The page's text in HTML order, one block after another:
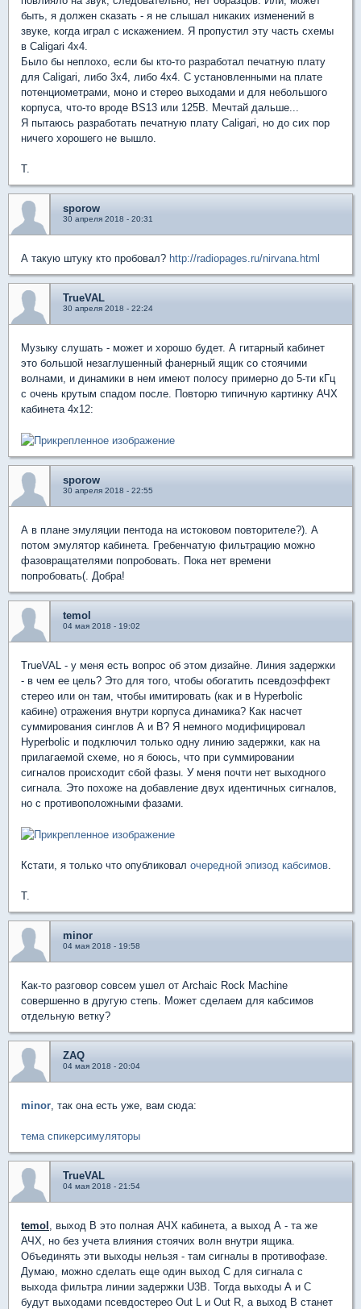
быть, я должен сказать - я не слышал никаких изменений в
звуке, когда играл с искажением. Я пропустил эту часть схемы
в Caligari 4x4.
Было бы неплохо, если бы кто-то разработал печатную плату
для Caligari, либо 3x4, либо 4x4. С установленными на плате
потенциометрами, моно и стерео выходами и для небольшого
корпуса, что-то вроде BS13 или 125B. Мечтай дальше...
Я пытаюсь разработать печатную плату Caligari, но до сих пор
ничего хорошего не вышло.
T.
sporow
30 апреля 2018 - 20:31
А такую штуку кто пробовал? http://radiopages.ru/nirvana.html
TrueVAL
30 апреля 2018 - 22:24
Музыку слушать - может и хорошо будет. А гитарный кабинет
это большой незаглушенный фанерный ящик со стоячими
волнами, и динамики в нем имеют полосу примерно до 5-ти кГц
с очень крутым спадом после. Повторю типичную картинку АЧХ
кабинета 4х12:
sporow
30 апреля 2018 - 22:55
А в плане эмуляции пентода на истоковом повторителе?). А
потом эмулятор кабинета. Гребенчатую фильтрацию можно
фазовращателями попробовать. Пока нет времени
попробовать(. Добра!
temol
04 мая 2018 - 19:02
TrueVAL - у меня есть вопрос об этом дизайне. Линия задержки
- в чем ее цель? Это для того, чтобы обогатить псевдоэффект
стерео или он там, чтобы имитировать (как и в Hyperbolic
кабине) отражения внутри корпуса динамика? Как насчет
суммирования синглов A и B? Я немного модифицировал
Hyperbolic и подключил только одну линию задержки, как на
прилагаемой схеме, но я боюсь, что при суммировании
сигналов происходит сбой фазы. У меня почти нет выходного
сигнала. Это похоже на добавление двух идентичных сигналов,
но с противоположными фазами.
Кстати, я только что опубликовал очередной эпизод кабсимов
T.
minor
04 мая 2018 - 19:58
Как-то разговор совсем ушел от Archaic Rock Machine
совершенно в другую степь. Может сделаем для кабсимов
отдельную ветку?
ZAQ
04 мая 2018 - 20:04
minor , так она есть уже, вам сюда:
тема спикерсимуляторы
TrueVAL
04 мая 2018 - 21:54
temol
, выход В это полная АЧХ кабинета, а выход А - та же
АЧХ, но без учета влияния стоячих волн внутри ящика.
Объединять эти выходы нельзя - там сигналы в противофазе.
Думаю, можно сделать еще один выход С для сигнала с
выхода фильтра линии задержки U3B. Тогда выходы А и С
будут выходами псевдостерео Out L и Out R, а выход В станет